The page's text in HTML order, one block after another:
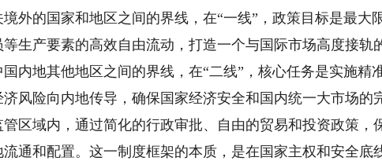
外的国家和地区之间的界线，在“一线”，政策目标是最大
生产要素的高效自由流动，打造一个与国际市场高度接轨
内地其他地区之间的界线，在“二线”，核心任务是实施精
风险向内地传导，确保国家经济安全和国内统一大市场的
区域内，通过简化的行政审批、自由的贸易和投资政策，
通和配置。这一制度框架的本质，是在国家主权和安全底